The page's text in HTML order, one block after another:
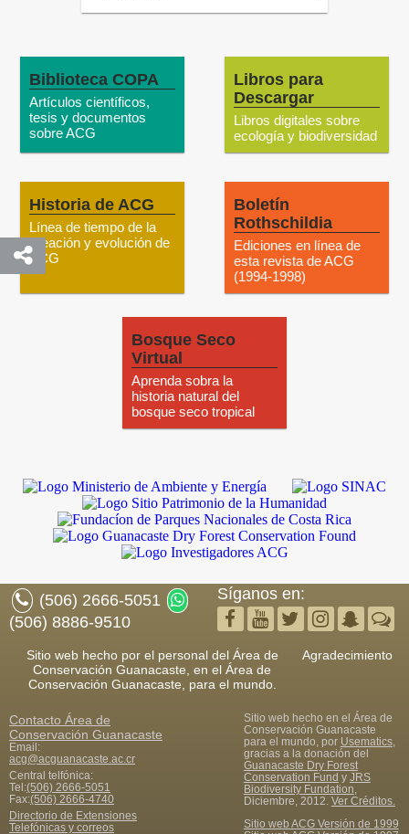
Biblioteca COPA
Artículos científicos,
tesis y documentos
sobre ACG
Libros para
Descargar
Libros digitales sobre
ecología y biodiversidad
Historia de ACG
Línea de tiempo de la
creación y evolución de
ACG
Boletín
Rothschildia
Ediciones en línea de
esta revista de ACG
(1994-1998)
Bosque Seco
Virtual
Aprenda sobra la
historia natural del
bosque seco tropical
(506) 2666-5051
(506) 8886-9510
Síganos en:
Sitio web hecho por el personal del Área de
Conservación Guanacaste, en el Área de
Conservación Guanacaste, para el mundo.
Agradecimiento
Contacto Área de
Conservación Guanacaste
Email:
acg@acguanacaste.ac.cr
Central telfónica:
Tel:(506) 2666-5051
Fax:(506) 2666-4740
Directorio de Extensiones
Telefónicas y correos
Sitio web hecho en el Área de
Conservación Guanacaste
para el mundo, por Usematics,
gracias a la donación del
Guanacaste Dry Forest
Conservation Fund y JRS
Biodiversity Fundation,
Diciembre, 2012. Ver Créditos.
Sitio web ACG Versión de 1999